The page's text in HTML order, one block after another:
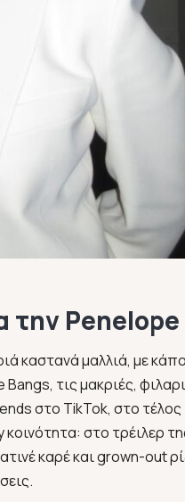
την
καστανά μαλλιά, με
τις μακριές,
στο TikTok, στο
στο τρέιλερ
καρέ και grown-out